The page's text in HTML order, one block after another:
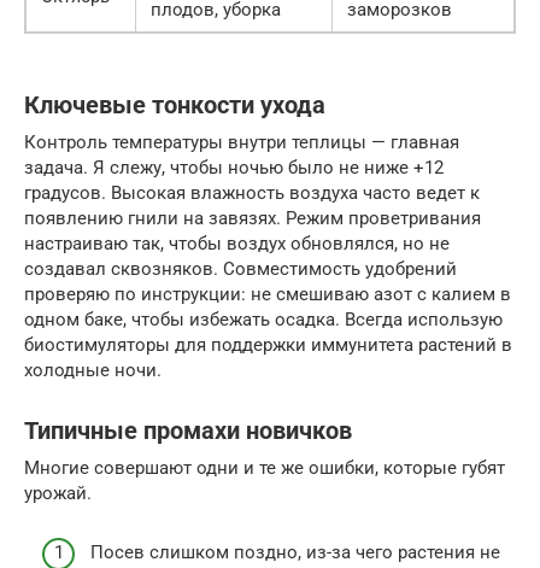
плодов, уборка заморозков
Ключевые тонкости ухода
Контроль температуры внутри теплицы — главная
задача. Я слежу, чтобы ночью было не ниже +12
градусов. Высокая влажность воздуха часто ведет к
появлению гнили на завязях. Режим проветривания
настраиваю так, чтобы воздух обновлялся, но не
создавал сквозняков. Совместимость удобрений
проверяю по инструкции: не смешиваю азот с калием в
одном баке, чтобы избежать осадка. Всегда использую
биостимуляторы для поддержки иммунитета растений в
холодные ночи.
Типичные промахи новичков
Многие совершают одни и те же ошибки, которые губят
урожай.
Посев слишком поздно, из-за чего растения не